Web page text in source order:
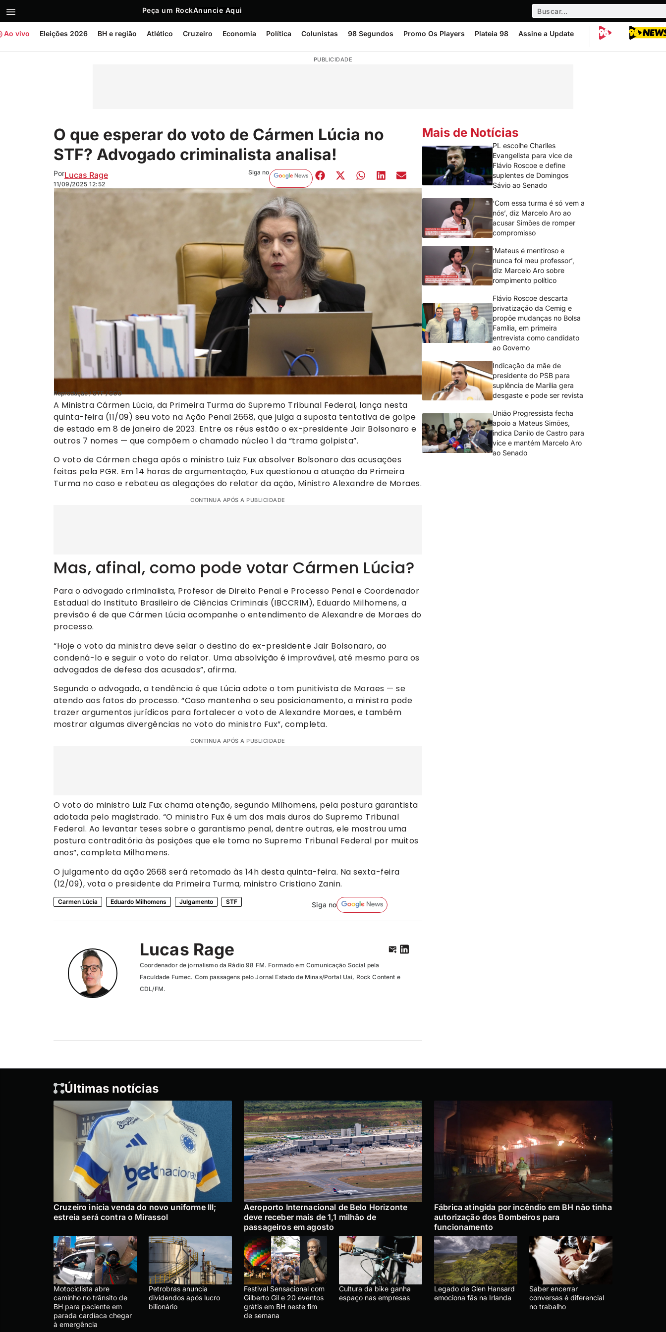
Peça um RockAnuncie Aqui
Ao vivo Eleições 2026 BH e região Atlético Cruzeiro Economia Política Colunistas 98 Segundos Promo Os Players Plateia 98 Assine a Update
PUBLICIDADE
O que esperar do voto de Cármen Lúcia no
STF? Advogado criminalista analisa!
PorLucas Rage
11/09/2025 12:52
Siga no
Reprodução / STF / SCO
A Ministra Cármen Lúcia, da Primeira Turma do Supremo Tribunal Federal, lança nesta
quinta-feira (11/09) seu voto na Ação Penal 2668, que julga a suposta tentativa de golpe
de estado em 8 de janeiro de 2023. Entre os réus estão o ex-presidente Jair Bolsonaro e
outros 7 nomes — que compõem o chamado núcleo 1 da “trama golpista”.
O voto de Cármen chega após o ministro Luiz Fux absolver Bolsonaro das acusações
feitas pela PGR. Em 14 horas de argumentação, Fux questionou a atuação da Primeira
Turma no caso e rebateu as alegações do relator da ação, Ministro Alexandre de Moraes.
CONTINUA APÓS A PUBLICIDADE
Mas, afinal, como pode votar Cármen Lúcia?
Para o advogado criminalista, Profesor de Direito Penal e Processo Penal e Coordenador
Estadual do Instituto Brasileiro de Ciências Criminais (IBCCRIM), Eduardo Milhomens, a
previsão é de que Cármen Lúcia acompanhe o entendimento de Alexandre de Moraes do
processo.
“Hoje o voto da ministra deve selar o destino do ex-presidente Jair Bolsonaro, ao
condená-lo e seguir o voto do relator. Uma absolvição é improvável, até mesmo para os
advogados de defesa dos acusados”, afirma.
Segundo o advogado, a tendência é que Lúcia adote o tom punitivista de Moraes — se
atendo aos fatos do processo. “Caso mantenha o seu posicionamento, a ministra pode
trazer argumentos jurídicos para fortalecer o voto de Alexandre Moraes, e também
mostrar algumas divergências no voto do ministro Fux”, completa.
CONTINUA APÓS A PUBLICIDADE
O voto do ministro Luiz Fux chama atenção, segundo Milhomens, pela postura garantista
adotada pelo magistrado. “O ministro Fux é um dos mais duros do Supremo Tribunal
Federal. Ao levantar teses sobre o garantismo penal, dentre outras, ele mostrou uma
postura contraditória às posições que ele toma no Supremo Tribunal Federal por muitos
anos”, completa Milhomens.
O julgamento da ação 2668 será retomado às 14h desta quinta-feira. Na sexta-feira
(12/09), vota o presidente da Primeira Turma, ministro Cristiano Zanin.
Carmen Lúcia Eduardo Milhomens Julgamento STF Siga no
Lucas Rage
Coordenador de jornalismo da Rádio 98 FM. Formado em Comunicação Social pela
Faculdade Fumec. Com passagens pelo Jornal Estado de Minas/Portal Uai, Rock Content e
CDL/FM.
Mais de Notícias
PL escolhe Charlles
Evangelista para vice de
Flávio Roscoe e define
suplentes de Domingos
Sávio ao Senado
‘Com essa turma é só vem a
nós’, diz Marcelo Aro ao
acusar Simões de romper
compromisso
‘Mateus é mentiroso e
nunca foi meu professor’,
diz Marcelo Aro sobre
rompimento político
Flávio Roscoe descarta
privatização da Cemig e
propõe mudanças no Bolsa
Família, em primeira
entrevista como candidato
ao Governo
Indicação da mãe de
presidente do PSB para
suplência de Marília gera
desgaste e pode ser revista
União Progressista fecha
apoio a Mateus Simões,
indica Danilo de Castro para
vice e mantém Marcelo Aro
ao Senado
Últimas notícias
Cruzeiro inicia venda do novo uniforme III;
estreia será contra o Mirassol
Aeroporto Internacional de Belo Horizonte
deve receber mais de 1,1 milhão de
passageiros em agosto
Fábrica atingida por incêndio em BH não tinha
autorização dos Bombeiros para
funcionamento
Motociclista abre
caminho no trânsito de
BH para paciente em
parada cardíaca chegar
à emergência
Petrobras anuncia
dividendos após lucro
bilionário
Festival Sensacional com
Gilberto Gil e 20 eventos
grátis em BH neste fim
de semana
Cultura da bike ganha
espaço nas empresas
Legado de Glen Hansard
emociona fãs na Irlanda
Saber encerrar
conversas é diferencial
no trabalho